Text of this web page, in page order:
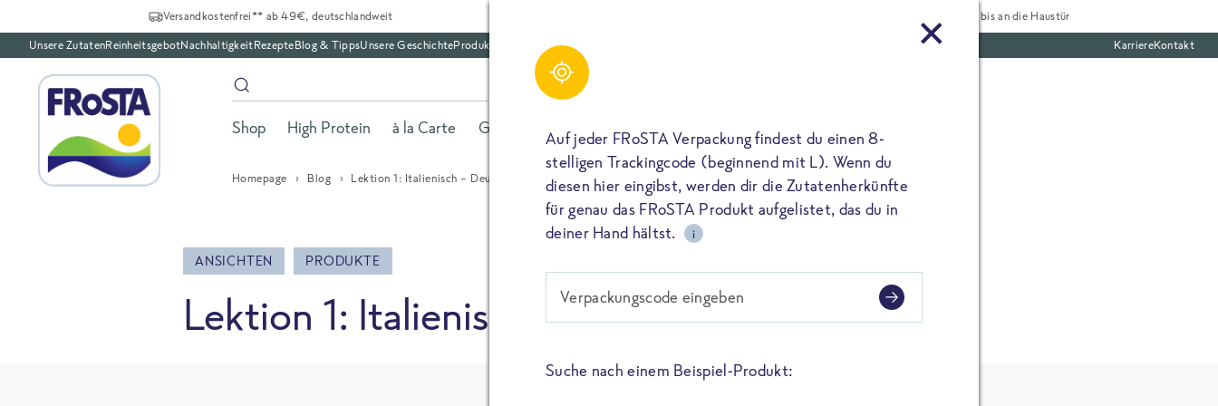
Versandkostenfrei** ab 49€, deutschlandweit
Tiefgekühlt bis an die Haustür
Unsere ZutatenReinheitsgebotNachhaltigkeitRezepteBlog & TippsUnsere GeschichteProduktfriedhof KarriereKontakt
Shop High Protein à la Carte Gerichte Fisch Gemüse Kräuter Beliebte Boxen
Homepage Blog Lektion 1: Italienisch – Deutsch
ANSICHTEN PRODUKTE
Lektion 1: Italienisch – Deutsch
TEILEN
PIN IT
Schreibe einen Kommentar
Bitte füllen alle mit (*) markierten Felder aus. Deine E-Mail Adresse
wird nicht veröffentlicht. Wenn du deinen Namen angibst, erscheint
dieser öffentlich neben deiner Bewertung.
Kommtar*
Name
E-Mail
Auf jeder FRoSTA Verpackung findest du einen 8-
stelligen Trackingcode (beginnend mit L). Wenn du
diesen hier eingibst, werden dir die Zutatenherkünfte
für genau das FRoSTA Produkt aufgelistet, das du in
deiner Hand hältst.
i
Verpackungscode eingeben
Suche nach einem Beispiel-Produkt: